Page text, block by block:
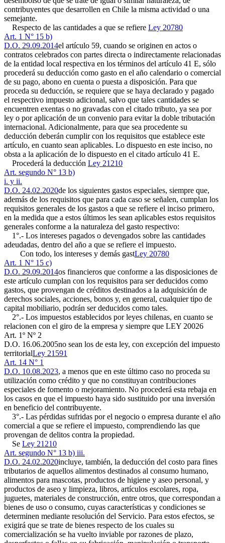
contribuyentes que desarrollen en Chile la misma actividad o una
semejante.
Respecto de las cantidades a que se refiere Ley 20780
Art. 1 N° 15 b)
D.O. 29.09.2014el artículo 59, cuando se originen en actos o
contratos celebrados con partes directa o indirectamente relacionadas
de la entidad local respectiva en los términos del artículo 41 E, sólo
procederá su deducción como gasto en el año calendario o comercial
de su pago, abono en cuenta o puesta a disposición. Para que
proceda su deducción, se requiere que se haya declarado y pagado
el respectivo impuesto adicional, salvo que tales cantidades se
encuentren exentas o no gravadas con el citado tributo, ya sea por
ley o por aplicación de un convenio para evitar la doble tributación
internacional. Adicionalmente, para que sea procedente su
deducción deberán cumplir con los requisitos que establece este
artículo, en cuanto sean aplicables. Lo dispuesto en este inciso, no
obsta a la aplicación de lo dispuesto en el citado artículo 41 E.
Procederá la deducción Ley 21210
Art. segundo N° 13 b)
i. y ii.
D.O. 24.02.2020de los siguientes gastos especiales, siempre que,
además de los requisitos que para cada caso se señalen, cumplan los
requisitos generales de los gastos a que se refiere el inciso primero,
en la medida que a estos últimos les sean aplicables estos requisitos
generales conforme a la naturaleza del gasto respectivo:
1°.- Los intereses pagados o devengados sobre las cantidades
adeudadas, dentro del año a que se refiere el impuesto.
Con todo, los intereses y demás gastLey 20780
Art. 1 N° 15 c)
D.O. 29.09.2014os financieros que conforme a las disposiciones de
este artículo cumplan con los requisitos para ser deducidos como
gastos, que provengan de créditos destinados a la adquisición de
derechos sociales, acciones, bonos y, en general, cualquier tipo de
capital mobiliario, podrán ser deducidos como tales.
2°.- Los impuestos establecidos por leyes chilenas, en cuanto se
relacionen con el giro de la empresa y siempre que LEY 20026
Art. 1º Nº 2
D.O. 16.06.2005no sean los de esta ley, con excepción del impuesto
territorialLey 21591
Art. 14 N° 1
D.O. 10.08.2023, a menos que en este último caso no proceda su
utilización como crédito y que no constituyan contribuciones
especiales de fomento o mejoramiento. No procederá esta rebaja en
los casos en que el impuesto haya sido sustituido por una inversión
en beneficio del contribuyente.
3°.- Las pérdidas sufridas por el negocio o empresa durante el año
comercial a que se refiere el impuesto, comprendiendo las que
provengan de delitos contra la propiedad.
Se Ley 21210
Art. segundo N° 13 b) iii.
D.O. 24.02.2020incluye, también, la deducción del costo para fines
tributarios de aquellos alimentos destinados al consumo humano,
alimentos para mascotas, productos de higiene y aseo personal, y
productos de aseo y limpieza, libros, artículos escolares, ropa,
juguetes, materiales de construcción, entre otros, que correspondan a
bienes de uso o consumo, cuyas características y condiciones se
determinen mediante resolución del Servicio. Para estos efectos, se
exigirá que se trate de bienes respecto de los cuales su
comercialización se ha vuelto inviable por razones de plazo,